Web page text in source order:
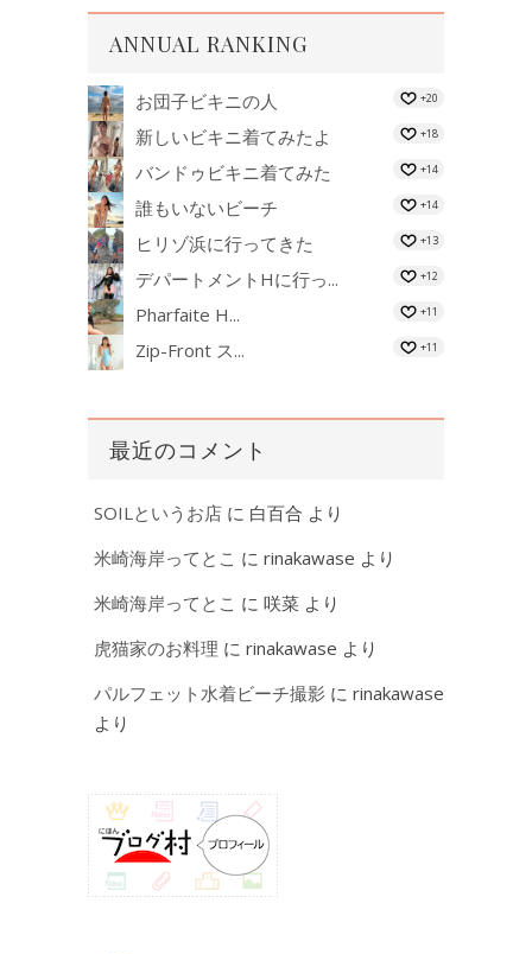
ANNUAL RANKING
お団子ビキニの人 +20
新しいビキニ着てみたよ +18
バンドゥビキニ着てみた +14
誰もいないビーチ +14
ヒリゾ浜に行ってきた +13
デパートメントHに行っ... +12
Pharfaite H... +11
Zip-Front ス... +11
最近のコメント
SOILというお店 に 白百合 より
米崎海岸ってとこ に rinakawase より
米崎海岸ってとこ に 咲菜 より
虎猫家のお料理 に rinakawase より
パルフェット水着ビーチ撮影 に rinakawase
より